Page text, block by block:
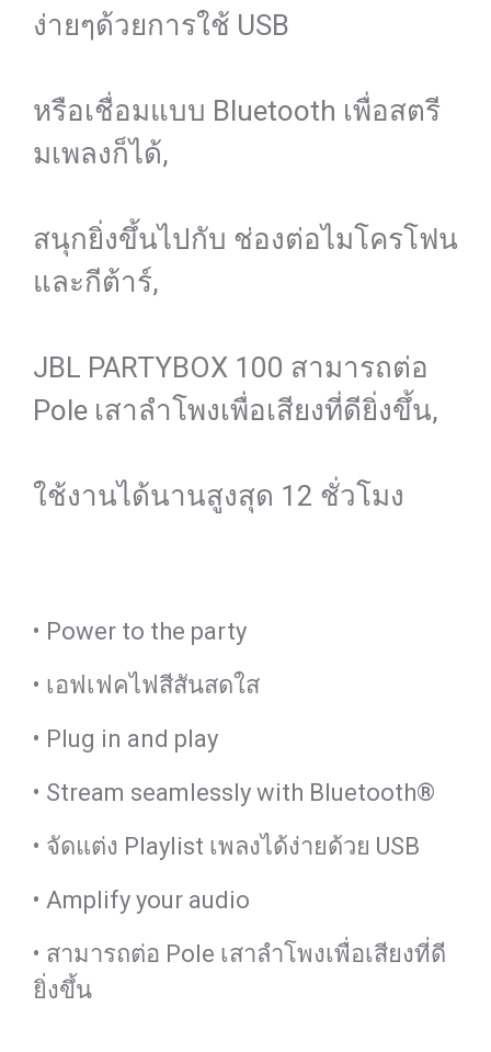
ง่ายๆด้วยการใช้ USB
หรือเชื่อมแบบ Bluetooth เพื่อสตรี
มเพลงก็ได้,
สนุกยิ่งขึ้นไปกับ ช่องต่อไมโครโฟน
และกีต้าร์,
JBL PARTYBOX 100 สามารถต่อ
Pole เสาลำโพงเพื่อเสียงที่ดียิ่งขึ้น,
ใช้งานได้นานสูงสุด 12 ชั่วโมง
• Power to the party
• เอฟเฟคไฟสีสันสดใส
• Plug in and play
• Stream seamlessly with Bluetooth®
• จัดแต่ง Playlist เพลงได้ง่ายด้วย USB
• Amplify your audio
• สามารถต่อ Pole เสาลำโพงเพื่อเสียงที่ดี
ยิ่งขึ้น